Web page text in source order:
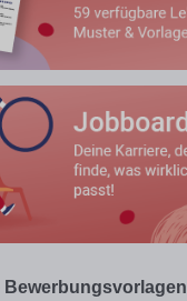
Bewerbungsvorlagen